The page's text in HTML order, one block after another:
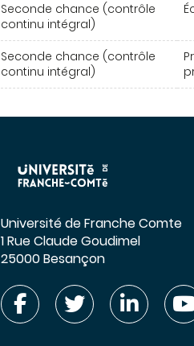
Seconde chance (contrôle
continu intégral)
Seconde chance (contrôle
continu intégral)
Université de Franche Comte
1 Rue Claude Goudimel
25000 Besançon